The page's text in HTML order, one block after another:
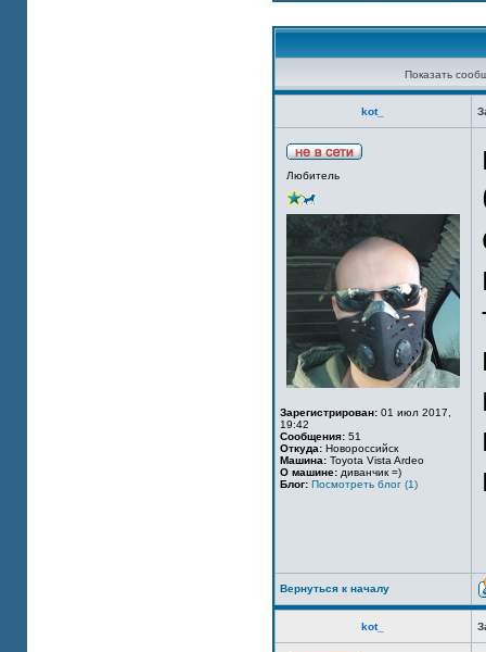
Показать
kot_
Любитель
Зарегистрирован: 01 июл 2017,
19:42
Сообщения: 51
Откуда: Новороссийск
Машина: Toyota Vista Ardeo
О машине: диванчик =)
Блог: Посмотреть блог (1)
Вернуться к началу
kot_